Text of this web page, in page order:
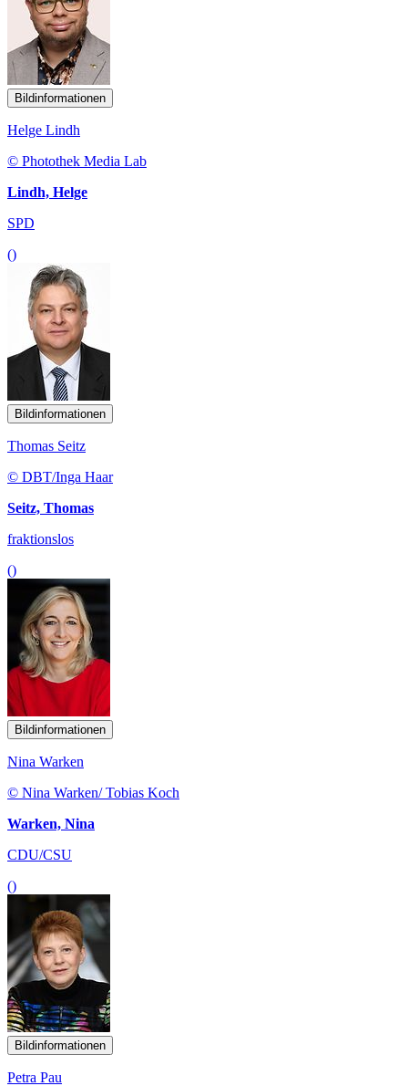
Bildinformationen
Helge Lindh
© Photothek Media Lab
Lindh, Helge
SPD
()
Bildinformationen
Thomas Seitz
© DBT/Inga Haar
Seitz, Thomas
fraktionslos
()
Bildinformationen
Nina Warken
© Nina Warken/ Tobias Koch
Warken, Nina
CDU/CSU
()
Bildinformationen
Petra Pau